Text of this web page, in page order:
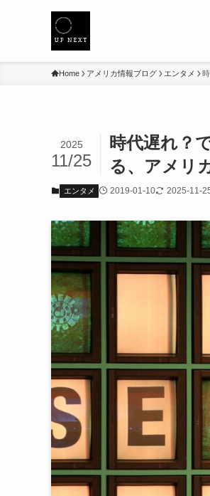
Home アメリカ情報ブログ エンタメ
時代遅れ？
る、アメリ
2025
11/25
エンタメ 2019-01-10 2025-11-